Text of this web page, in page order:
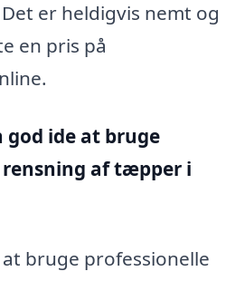
er heldigvis nemt og
en pris på
god ide at bruge
af tæpper i
bruge professionelle